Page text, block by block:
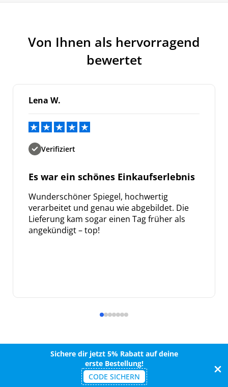
Von Ihnen als hervorragend
bewertet
Lena W.
Verifiziert
Es war ein schönes Einkaufserlebnis
Wunderschöner Spiegel, hochwertig
verarbeitet und genau wie abgebildet. Die
Lieferung kam sogar einen Tag früher als
angekündigt – top!
Sichere dir jetzt 5% Rabatt auf deine
erste Bestellung!
CODE SICHERN